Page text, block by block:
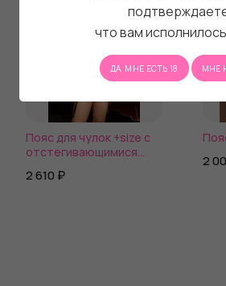
Пояс для чулок +size с
отстегивающимися
2 610 ₽
2
что вам
ДА, МНЕ ЕСТЬ 18 МНЕ